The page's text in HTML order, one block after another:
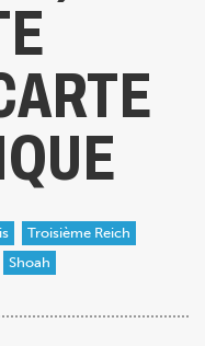
Troisième Reich
Shoah